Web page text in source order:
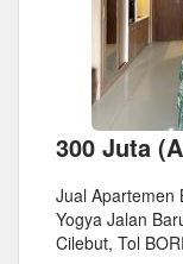
300 Juta
Jual Apartemen
Yogya Jalan
Cilebut, Tol